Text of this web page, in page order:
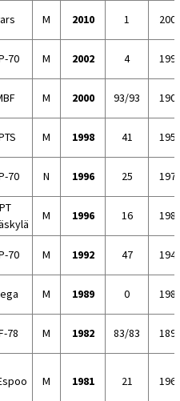
M 2010 1
70 M 2002 4
M 2000 93/93
M 1998 41
70 N 1996 25
PT
M 1996 16
70 M 1992 47
M 1989 0
78 M 1982 83/83
M 1981 21